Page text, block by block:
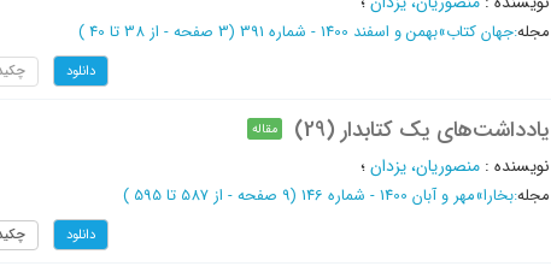
مجله:جهان کتاب»بهمن و اسفند 1400 - شماره 391 (‎3 صفحه - از 38 تا 40 )
دانلود
یادداشت‌های یک کتابدار (29) مقاله
نویسنده : منصوریان، یزدان؛
مجله:بخارا»مهر و آبان 1400 - شماره 146 (‎9 صفحه - از 587 تا 595 )
دانلود